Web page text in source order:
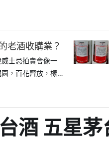
老酒收購業？
士忌拍賣會像一
，百花齊放，樣
酒 五星